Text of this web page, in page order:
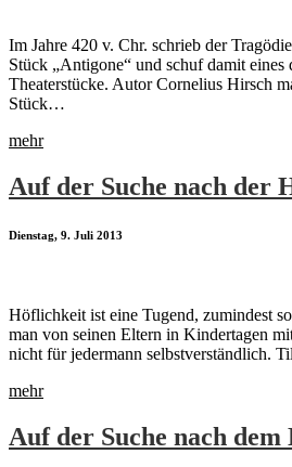
Im Jahre 420 v. Chr. schrieb der
Stück „Antigone“ und schuf damit eines
Theaterstücke. Autor Cornelius Hirsch
Stück…
mehr
Auf der Suche nach der
Dienstag, 9. Juli 2013
Höflichkeit ist eine Tugend, zumindest
man von seinen Eltern in Kindertagen
nicht für jedermann selbstverständlich.
mehr
Auf der Suche nach dem